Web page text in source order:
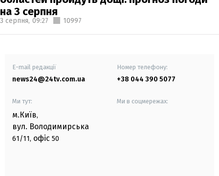
на 3 серпня
3 серпня, 09:27 10997
E-mail редакції
news24@24tv.com.ua
Номер телефону:
+38 044 390 5077
Ми тут:
м.Київ,
вул. Володимирська
61/11, офіс 50
Ми в соцмережах: